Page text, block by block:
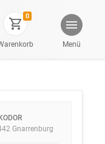
0
Menü
Gnarrenburg